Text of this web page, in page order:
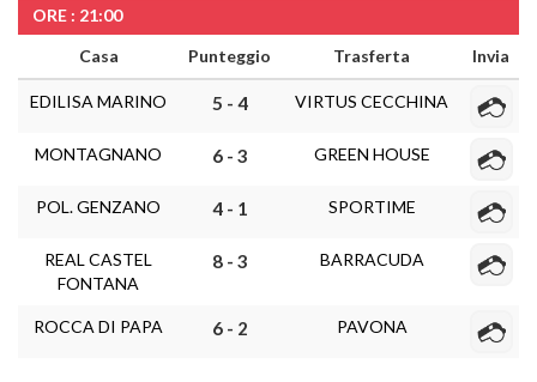
ORE : 21:00
Casa
Punteggio Trasferta Invia
EDILISA MARINO 5 - 4 VIRTUS CECCHINA
MONTAGNANO 6 - 3 GREEN HOUSE
POL. GENZANO 4 - 1 SPORTIME
REAL CASTEL
FONTANA
8 - 3 BARRACUDA
ROCCA DI PAPA 6 - 2 PAVONA